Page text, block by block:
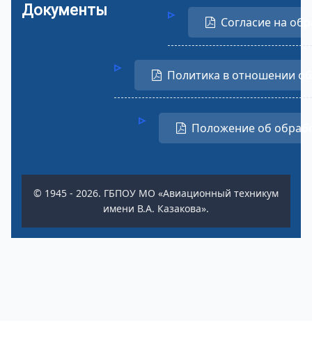
Документы
Согласие на
Политика в отношении
Положение об
© 1945 - 2026. ГБПОУ МО «Авиационный техникум
имени В.А. Казакова».